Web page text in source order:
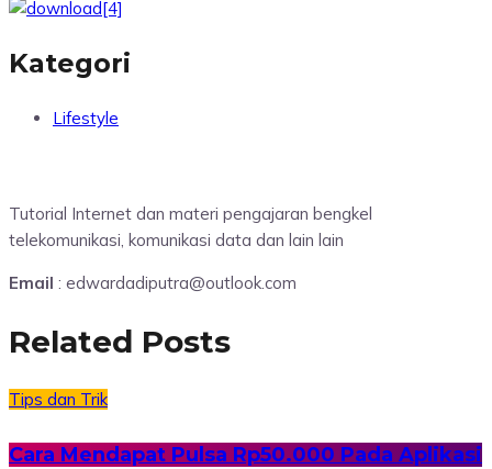
Kategori
Lifestyle
Tutorial Internet dan materi pengajaran bengkel
telekomunikasi, komunikasi data dan lain lain
Email : edwardadiputra@outlook.com
Related Posts
Tips dan Trik
Cara Mendapat Pulsa Rp50.000 Pada Aplikasi